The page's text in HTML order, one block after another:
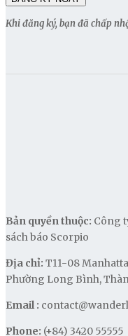
Khi đăng ký, bạn đã chấp
Bản quyền thuộc: Công
sách báo Scorpio
Địa chỉ: T11-08
Phường Long Bình,
Email :
Phone: (+84) 3420 55555